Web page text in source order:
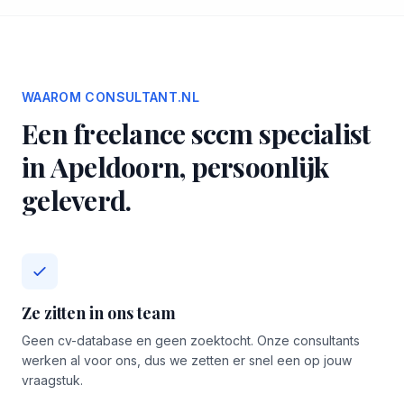
WAAROM CONSULTANT.NL
Een freelance sccm specialist
in Apeldoorn, persoonlijk
geleverd.
Ze zitten in ons team
Geen cv-database en geen zoektocht. Onze consultants
werken al voor ons, dus we zetten er snel een op jouw
vraagstuk.